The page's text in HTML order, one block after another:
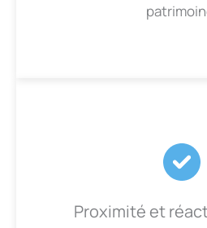
Proximité et